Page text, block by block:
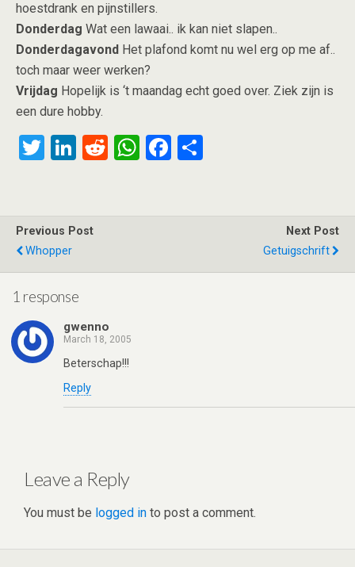
hoestdrank en pijnstillers.
Donderdag Wat een lawaai.. ik kan niet slapen..
Donderdagavond Het plafond komt nu wel erg op me af..
toch maar weer werken?
Vrijdag Hopelijk is ‘t maandag echt goed over. Ziek zijn is
een dure hobby.
T
er
Li
dI
R
W
p
F
o
Previous Post
Whopper
Next Post
Getuigschrift
1 response
gwenno
March 18, 2005
Beterschap!!!
Reply
Leave a Reply
You must be logged in to post a comment.